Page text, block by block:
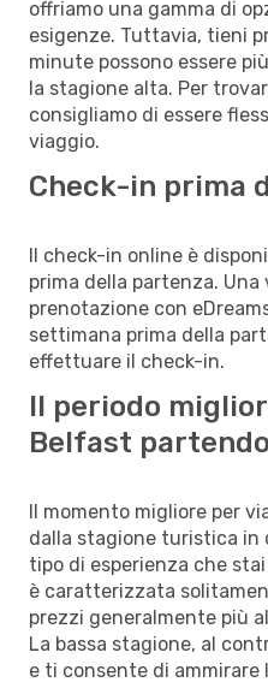
offriamo una gamma di
esigenze. Tuttavia, tieni
minute possono essere
la stagione alta. Per
consigliamo di essere
viaggio.
Check-in prima
Il check-in online è
prima della partenza.
prenotazione con
settimana prima della
effettuare il check-in.
Il periodo
Belfast
Il momento migliore per
dalla stagione turistica in
tipo di esperienza che
è caratterizzata
prezzi generalmente più
La bassa stagione, al
e ti consente di